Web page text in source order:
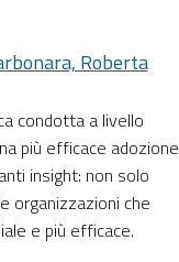
Roberta
condotta a livello
più efficace adozione
insight: non solo
organizzazioni che
e più efficace.